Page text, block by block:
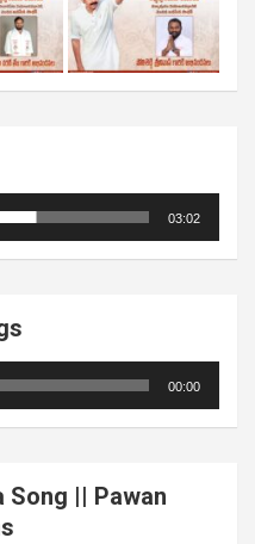
03:02
00:00
Song || Pawan